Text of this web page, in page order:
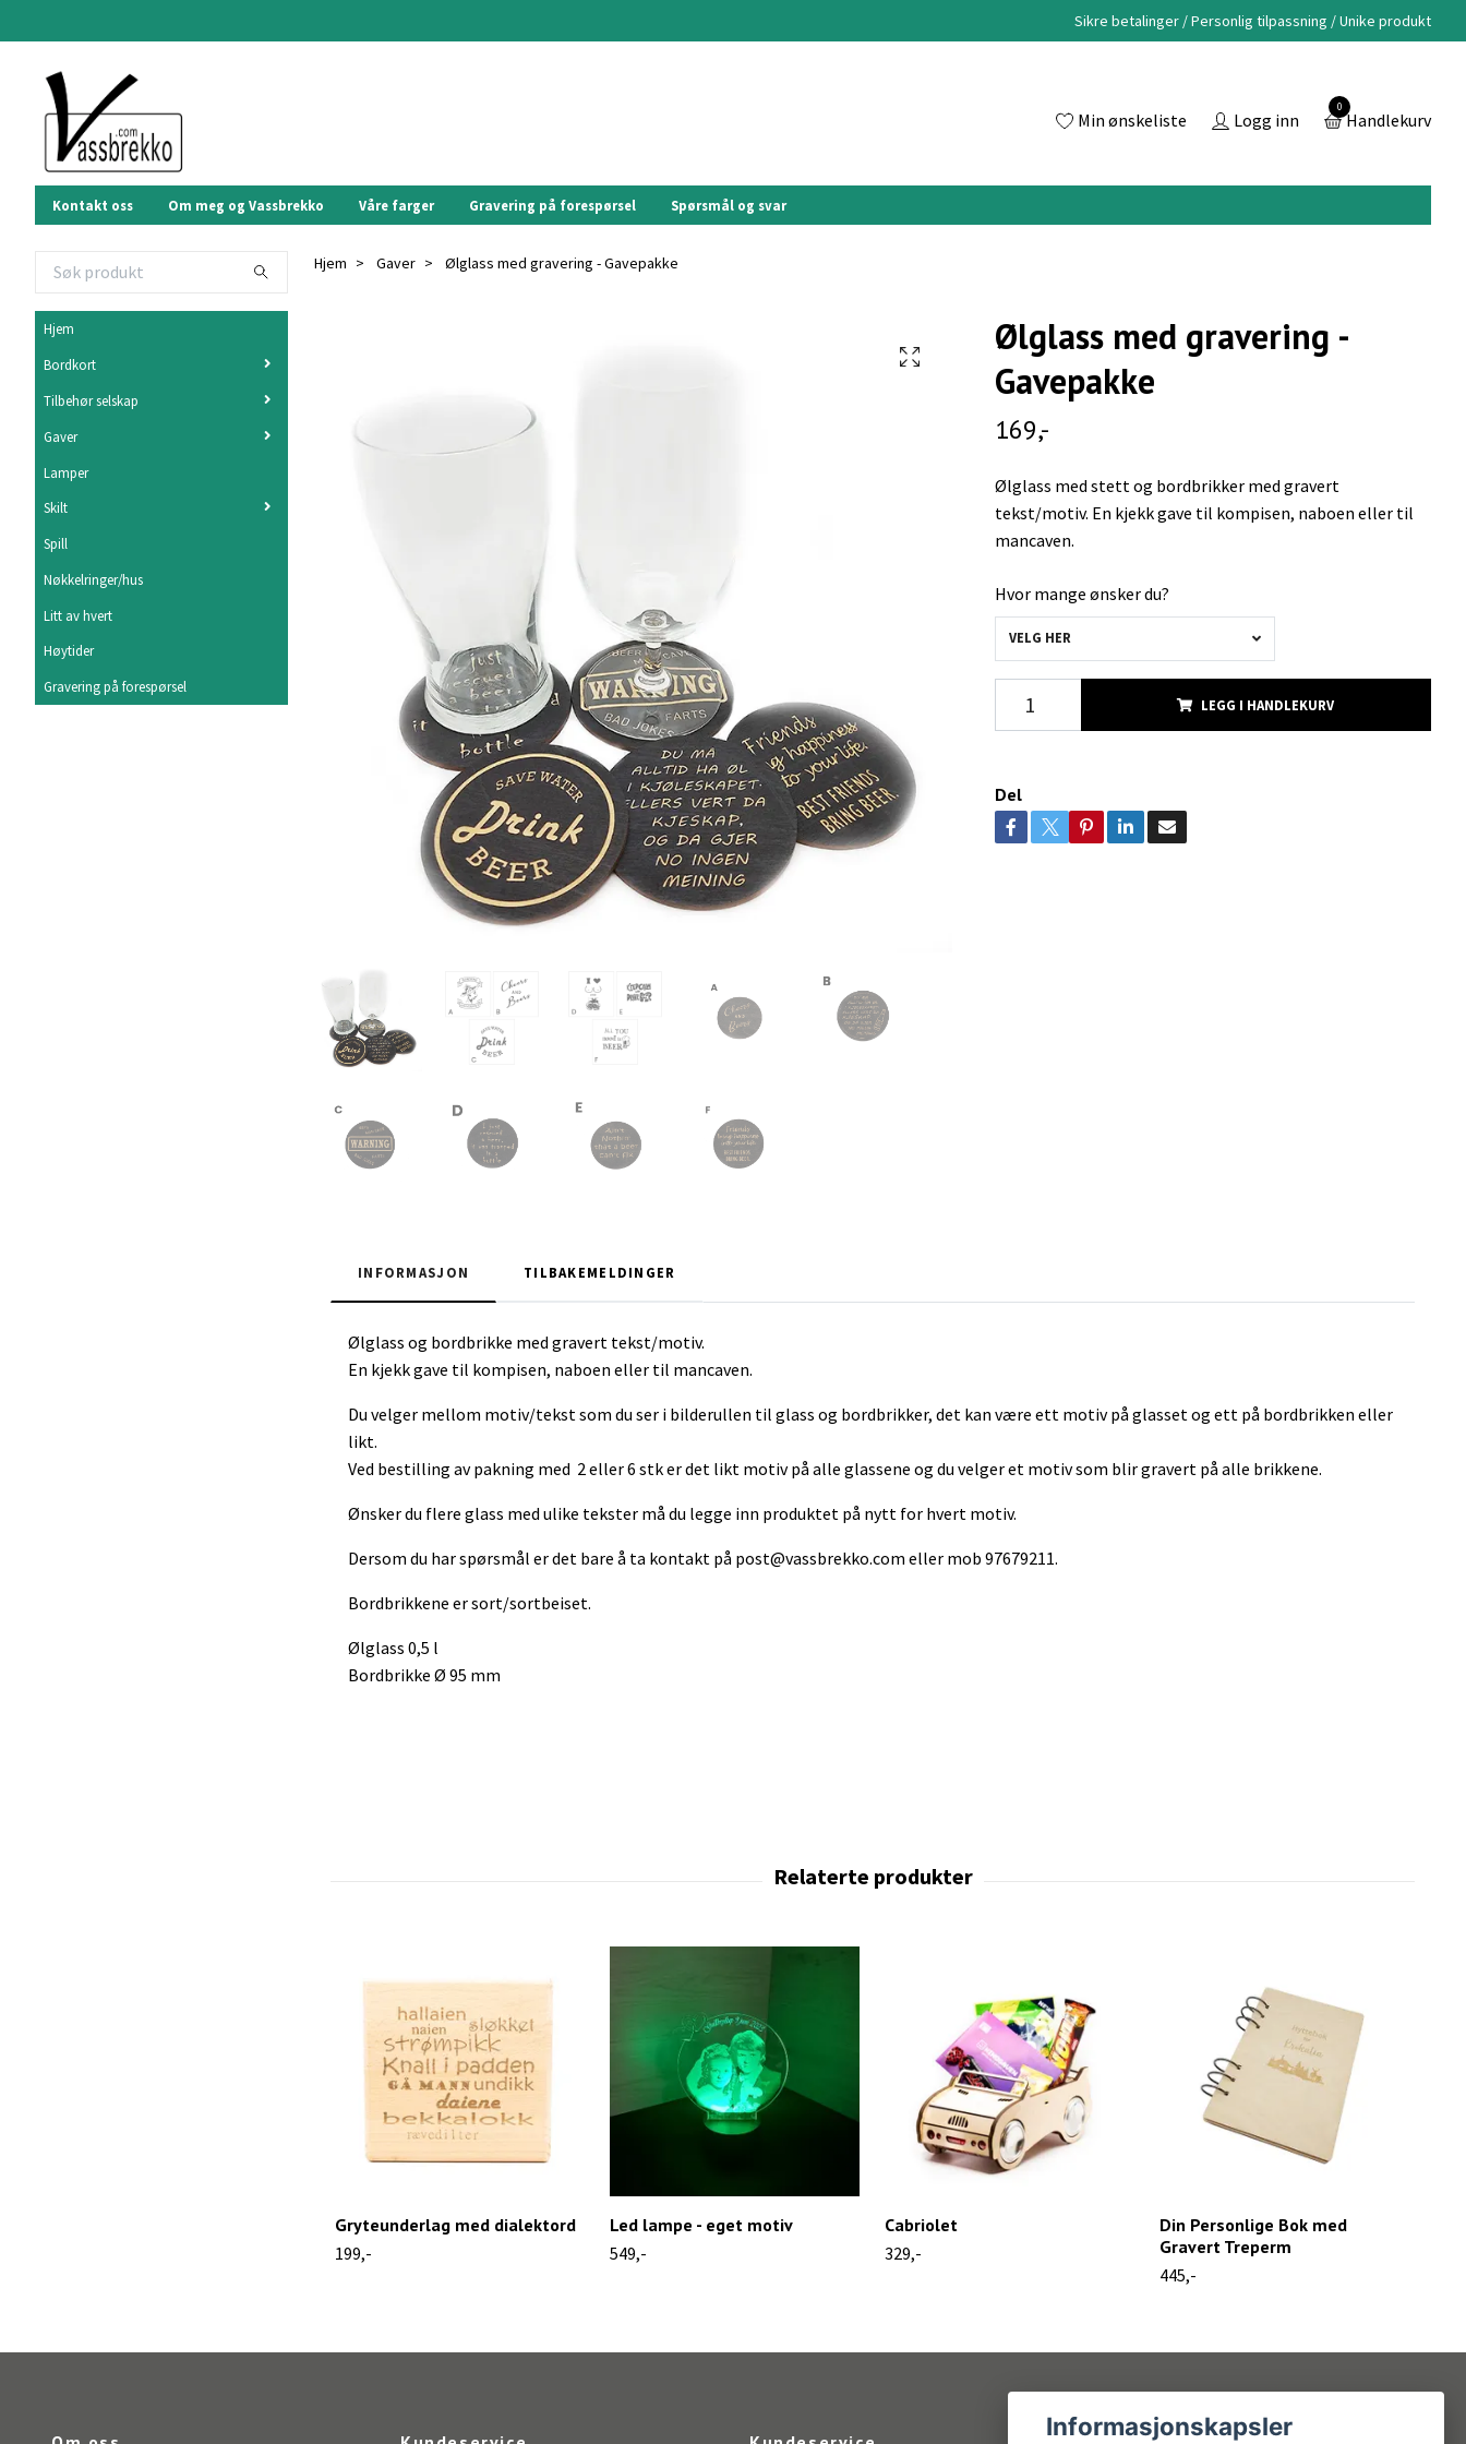
Sikre betalinger / Personlig tilpassning / Unike produkt
Min ønskeliste Logg inn
0
Handlekurv
Kontakt oss Om meg og Vassbrekko Våre farger Gravering på forespørsel Spørsmål og svar
Hjem
Bordkort
Tilbehør selskap
Gaver
Lamper
Skilt
Spill
Nøkkelringer/hus
Litt av hvert
Høytider
Gravering på forespørsel
Hjem Gaver Ølglass med gravering - Gavepakke
Ølglass med gravering -
Gavepakke
169,-
Ølglass med stett og bordbrikker med gravert
tekst/motiv. En kjekk gave til kompisen, naboen eller til
mancaven.
Hvor mange ønsker du?
VELG HER
LEGG I HANDLEKURV
Del
INFORMASJON TILBAKEMELDINGER
Ølglass og bordbrikke med gravert tekst/motiv.
En kjekk gave til kompisen, naboen eller til mancaven.
Du velger mellom motiv/tekst som du ser i bilderullen til glass og bordbrikker, det kan være ett motiv på glasset og ett på bordbrikken eller
likt.
Ved bestilling av pakning med 2 eller 6 stk er det likt motiv på alle glassene og du velger et motiv som blir gravert på alle brikkene.
Ønsker du flere glass med ulike tekster må du legge inn produktet på nytt for hvert motiv.
Dersom du har spørsmål er det bare å ta kontakt på post@vassbrekko.com eller mob 97679211.
Bordbrikkene er sort/sortbeiset.
Ølglass 0,5 l
Bordbrikke Ø 95 mm
Gryteunderlag med dialektord
199,-
Led lampe - eget motiv
549,-
Cabriolet
329,-
Din Personlige Bok med
Gravert Treperm
445,-
Informasjonskapsler